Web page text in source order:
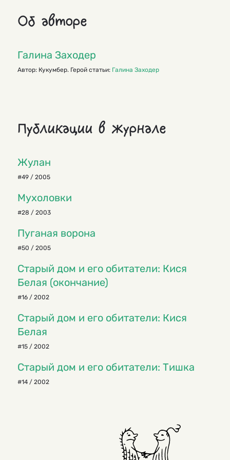
Об авторе
Галина Заходер
Автор: Кукумбер. Герой статьи: Галина Заходер
Публикации в журнале
Жулан
#49 / 2005
Мухоловки
#28 / 2003
Пуганая ворона
#50 / 2005
Старый дом и его обитатели: Кися
Белая (окончание)
#16 / 2002
Старый дом и его обитатели: Кися
Белая
#15 / 2002
Старый дом и его обитатели: Тишка
#14 / 2002